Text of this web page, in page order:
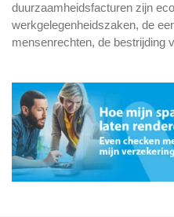
duurzaamheidsfacturen zijn
werkgelegenheidszaken, de
mensenrechten, de bestrijding